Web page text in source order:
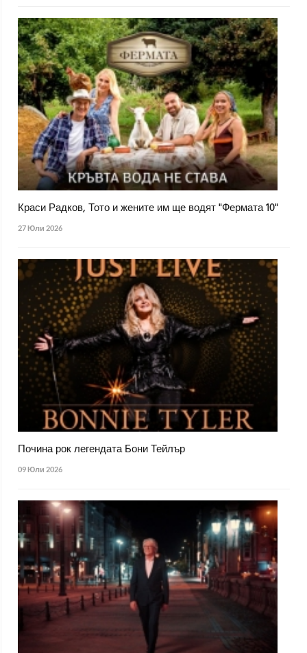
Краси Радков, Тото и жените им ще водят "Фермата 10"
27 Юли 2026
Почина рок легендата Бони Тейлър
09 Юли 2026